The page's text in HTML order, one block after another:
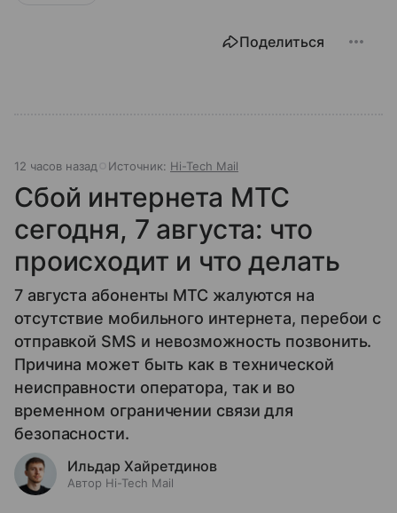
Поделиться
12 часов назад Источник: Hi-Tech Mail
Сбой интернета МТС
сегодня, 7 августа: что
происходит и что делать
7 августа абоненты МТС жалуются на
отсутствие мобильного интернета, перебои с
отправкой SMS и невозможность позвонить.
Причина может быть как в технической
неисправности оператора, так и во
временном ограничении связи для
безопасности.
Ильдар Хайретдинов
Автор Hi-Tech Mail